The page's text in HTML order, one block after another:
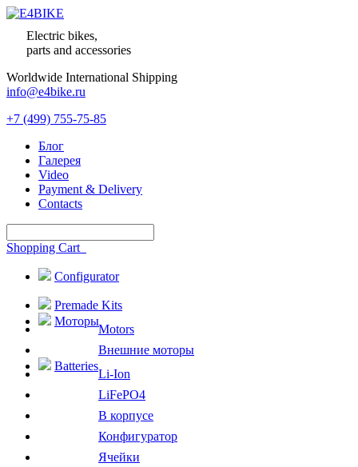
Electric bikes,
parts and accessories
Worldwide International Shipping
info@e4bike.ru
+7 (499) 755-75-85
Блог
Галерея
Video
Payment & Delivery
Contacts
Shopping Cart
Configurator
Premade Kits
Моторы
Motors
Внешние моторы
Batteries
Li-Ion
LiFePO4
В корпусе
Конфигуратор
Ячейки